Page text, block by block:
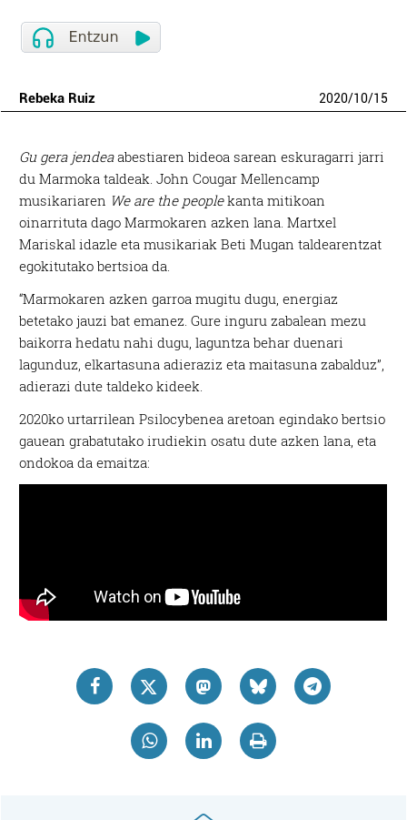
Rebeka Ruiz 2020/10/15
Gu gera jendeaabestiaren bideoa sarean eskuragarri jarri
du Marmoka taldeak. John Cougar Mellencamp
musikariaren We are the peoplekanta mitikoan
oinarrituta dago Marmokaren azken lana. Martxel
Mariskal idazle eta musikariak Beti Mugan taldearentzat
egokitutako bertsioa da.
“Marmokaren azken garroa mugitu dugu, energiaz
betetako jauzi bat emanez. Gure inguru zabalean mezu
baikorra hedatu nahi dugu, laguntza behar duenari
lagunduz, elkartasuna adieraziz eta maitasuna zabalduz”,
adierazi dute taldeko kideek.
2020ko urtarrilean Psilocybenea aretoan egindako bertsio
gauean grabatutako irudiekin osatu dute azken lana, eta
ondokoa da emaitza: